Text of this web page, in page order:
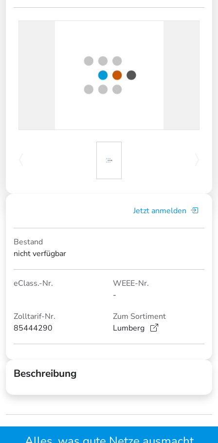
Jetzt anmelden
Bestand
nicht verfügbar
eClass.-Nr.
WEEE-Nr.
-
Zolltarif-Nr.
85444290
Zum Sortiment
Lumberg
Beschreibung